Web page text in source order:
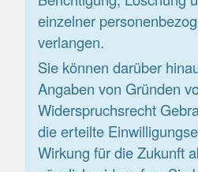
einzelner
verlangen.
Sie können darüber
Angaben von Gründen
Widerspruchsrecht
die erteilte
Wirkung für die Zukunft